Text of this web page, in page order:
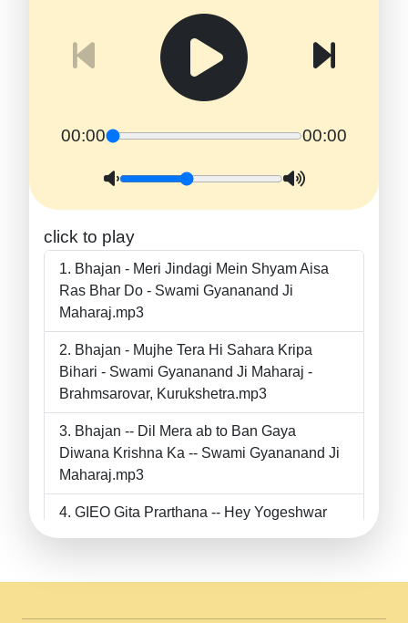
00:00 00:00
click to play
Bhajan - Meri Jindagi Mein Shyam Aisa
Ras Bhar Do - Swami Gyananand Ji
Maharaj.mp3
Bhajan - Mujhe Tera Hi Sahara Kripa
Bihari - Swami Gyananand Ji Maharaj -
Brahmsarovar, Kurukshetra.mp3
Bhajan -- Dil Mera ab to Ban Gaya
Diwana Krishna Ka -- Swami Gyananand Ji
Maharaj.mp3
GIEO Gita Prarthana -- Hey Yogeshwar
II Swami Gyananand Ji Maharaj.mp3